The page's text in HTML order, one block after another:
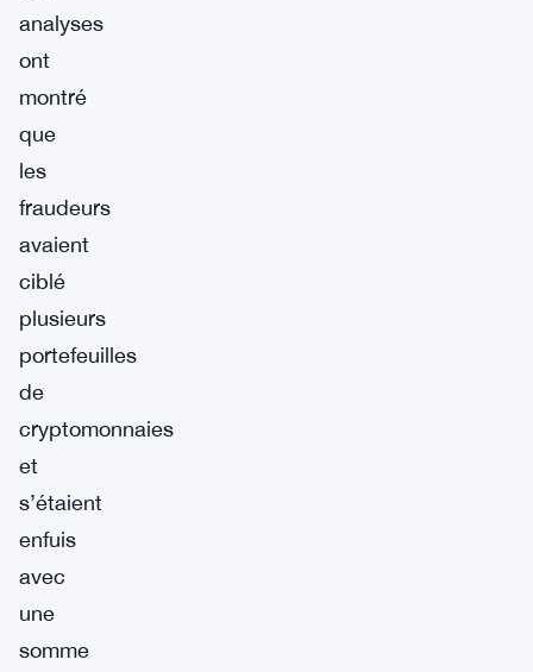
analyses
ont
montré
que
les
fraudeurs
avaient
ciblé
plusieurs
portefeuilles
de
cryptomonnaies
et
s’étaient
enfuis
avec
une
somme